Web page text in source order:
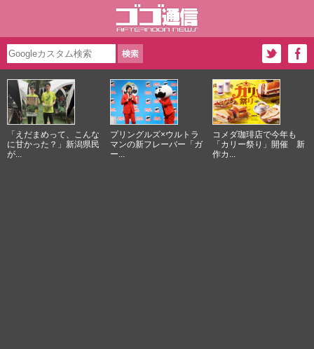
「えだまめって、こんな
に甘かった？」新潟県民
が...
プリングルズ×ウルトラ
マンの新フレーバー「ガ
ー...
コメダ珈琲店で今年も
「カリー祭り」開催 新
作カ...